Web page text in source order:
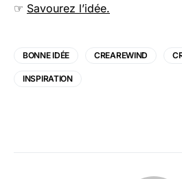
☞ Savourez l’idée.
BONNE IDÉE CREAREWIND
INSPIRATION